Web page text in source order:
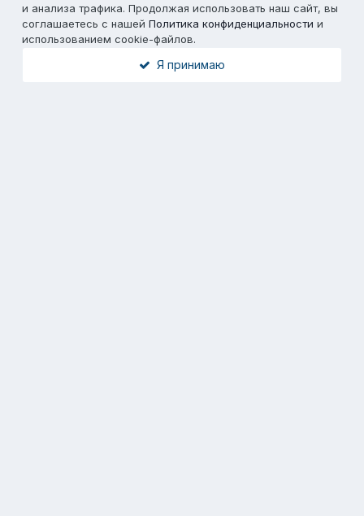
и анализа трафика. Продолжая использовать наш сайт, вы
соглашаетесь с нашей Политика конфиденциальности и
использованием cookie-файлов.
Я принимаю